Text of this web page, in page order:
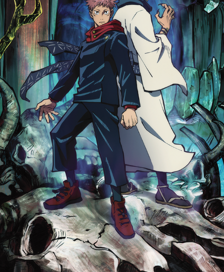
プレスリリース よくあるご質問
ビジネスのお客様
閉じる